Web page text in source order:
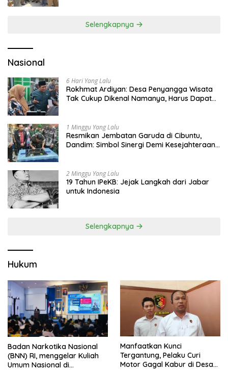
Selengkapnya
Nasional
6 Hari Yang Lalu
Rokhmat Ardiyan: Desa Penyangga Wisata
Tak Cukup Dikenal Namanya, Harus Dapat
1 Minggu Yang Lalu
Resmikan Jembatan Garuda di Cibuntu,
Dandim: Simbol Sinergi Demi Kesejahteraan
2 Minggu Yang Lalu
19 Tahun IPeKB: Jejak Langkah dari Jabar
untuk Indonesia
Selengkapnya
Hukum
Badan Narkotika Nasional
(BNN) RI, menggelar Kuliah
Umum Nasional di
Manfaatkan Kunci
Tergantung, Pelaku Curi
Motor Gagal Kabur di Desa